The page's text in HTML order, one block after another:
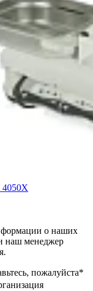
4050X
о наших
и наш менеджер
пожалуйста*